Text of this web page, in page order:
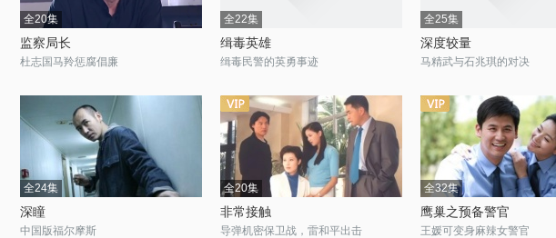
全20集
监察局长
杜志国马羚惩腐倡廉
全22集
缉毒英雄
缉毒民警的英勇事迹
全25集
深度较量
马精武与石兆琪的对决
全24集
深瞳
中国版福尔摩斯
全20集
非常接触
导弹机密保卫战，雷和平出击
全32集
鹰巢之预备警官
王媛可变身麻辣女警官